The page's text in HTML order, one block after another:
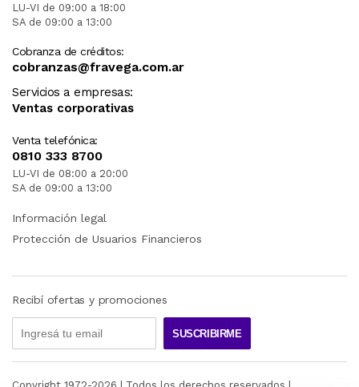
LU-VI de 09:00 a 18:00
SA de 09:00 a 13:00
Cobranza de créditos:
cobranzas@fravega.com.ar
Servicios a empresas:
Ventas corporativas
Venta telefónica:
0810 333 8700
LU-VI de 08:00 a 20:00
SA de 09:00 a 13:00
Información legal
Protección de Usuarios Financieros
Recibí ofertas y promociones
SUSCRIBIRME